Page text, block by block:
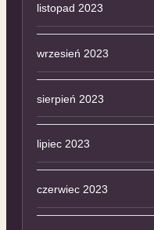
listopad 2023
wrzesień 2023
sierpień 2023
lipiec 2023
czerwiec 2023